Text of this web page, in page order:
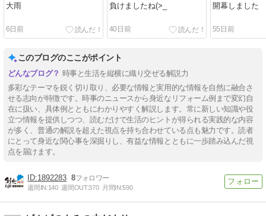
大雨
6日前
負けましたね(>_
40日前
開幕しました
55日前
このブログのここがポイント
時事と生活を縦横に織り交ぜる解説力
多彩なテーマを鋭く切り取り、必要な情報と実用的な情報を自然に融合さ
せる志向が特徴です。時事のニュースから身近なリフォーム例まで変幻自
在に扱い、具体例とともにわかりやすく解説します。常に新しい知識や役
立つ情報を提供しつつ、読むだけで生活のヒントが得られる実践的な内容
が多く、普通の解説を超えた視点を持ち合わせている点も魅力です。読者
にとって身近な関心事を深掘りし、有益な情報とともに一歩踏み込んだ視
点を届けます。
1892283 8
週間IN:140 週間OUT:370 月間IN:590